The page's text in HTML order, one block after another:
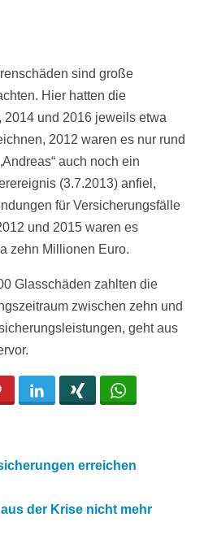
sind große
Hier hatten die
2014 und 2016 jeweils etwa
2012 waren es nur rund
auch noch ein
(3.7.2013) anfiel,
für Versicherungsfälle
und 2015 waren es
zehn Millionen Euro.
Glasschäden zahlten die
zwischen zehn und
geht aus
Pinterest LinkedIn
erreichen
der Krise nicht mehr